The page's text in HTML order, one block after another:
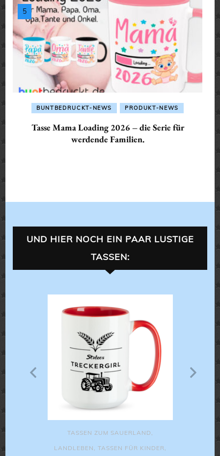
BUNTBEDRUCKT-NEWS PRODUKT-NEWS
Tasse Mama Loading 2026 – die Serie für
werdende Familien.
UND HIER NOCH EIN PAAR LUSTIGE
TASSEN:
TASSEN ZUM SAUERLAND
LANDLEBEN TASSEN FÜR KINDER
ALLES
ALLES